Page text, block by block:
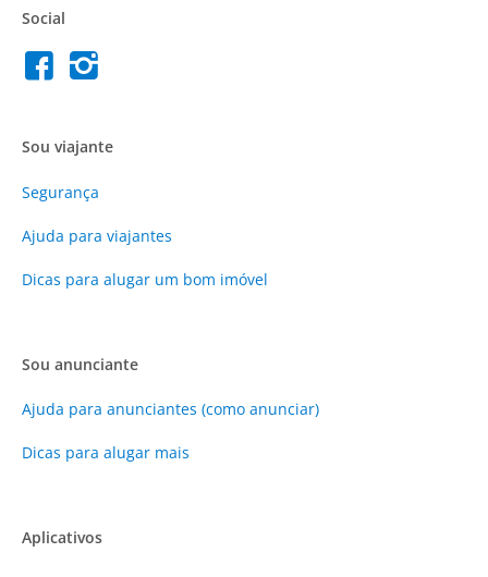
Social
Sou viajante
Segurança
Ajuda para viajantes
Dicas para alugar um bom imóvel
Sou anunciante
Ajuda para anunciantes (como anunciar)
Dicas para alugar mais
Aplicativos